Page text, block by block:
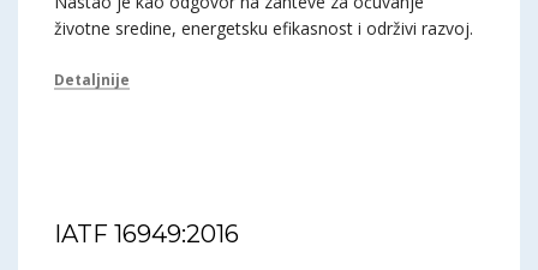
životne sredine, energetsku efikasnost i održivi razvoj.
Detaljnije
IATF 16949:2016